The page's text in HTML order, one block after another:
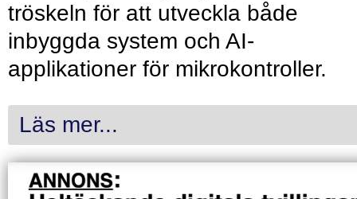
tröskeln för att utveckla både
inbyggda system och AI-
applikationer för mikrokontroller.
Läs mer...